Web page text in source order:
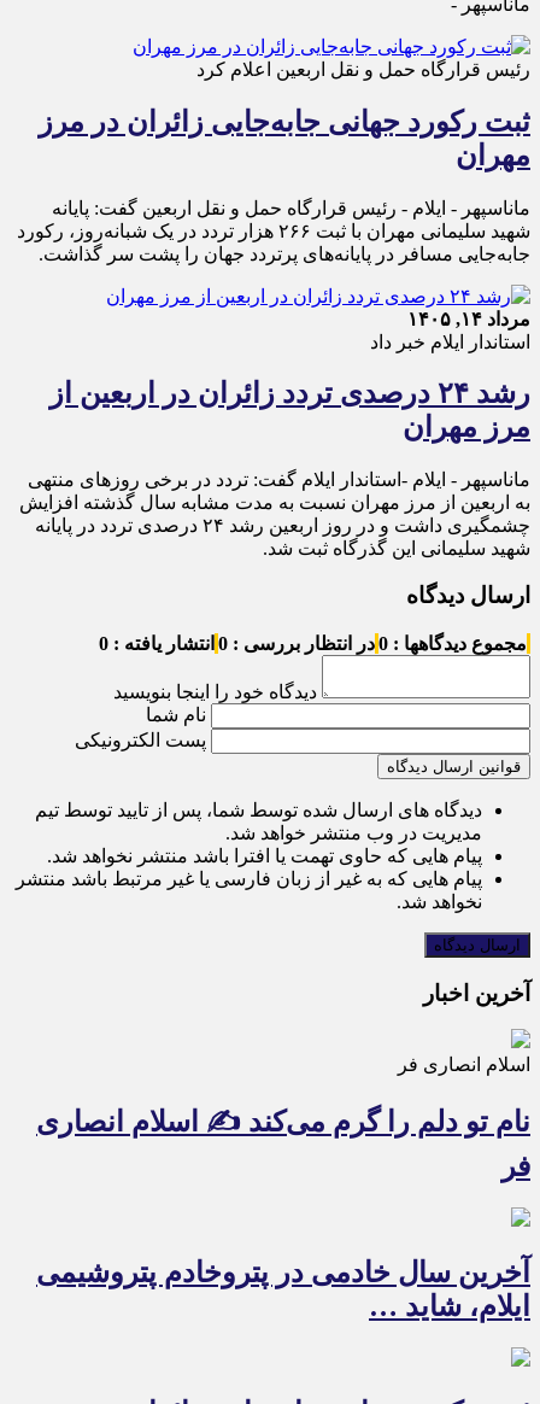
رئیس قرارگاه حمل و نقل اربعین اعلام کرد
ثبت رکورد جهانی جابه‌جایی زائران در مرز
مهران
ماناسپهر - ایلام - رئیس قرارگاه حمل‌ و نقل اربعین گفت: پایانه
شهید سلیمانی مهران با ثبت ۲۶۶ هزار تردد در یک شبانه‌روز، رکورد
جابه‌جایی مسافر در پایانه‌های پرتردد جهان را پشت سر گذاشت.
مرداد ۱۴, ۱۴۰۵
استاندار ایلام خبر داد
رشد ۲۴ درصدی تردد زائران در اربعین از
مرز مهران
ماناسپهر - ایلام -استاندار ایلام گفت: تردد در برخی روزهای منتهی
به اربعین از مرز مهران نسبت به مدت مشابه سال گذشته افزایش
چشمگیری داشت و در روز اربعین رشد ۲۴ درصدی تردد در پایانه
شهید سلیمانی این گذرگاه ثبت شد.
ارسال دیدگاه
مجموع دیدگاهها : 0 در انتظار بررسی : 0 انتشار یافته : 0
دیدگاه خود را اینجا بنویسید
نام شما
پست الکترونیکی
قوانین ارسال دیدگاه
دیدگاه های ارسال شده توسط شما، پس از تایید توسط تیم
مدیریت در وب منتشر خواهد شد.
پیام هایی که حاوی تهمت یا افترا باشد منتشر نخواهد شد.
پیام هایی که به غیر از زبان فارسی یا غیر مرتبط باشد منتشر
نخواهد شد.
آخرین اخبار
اسلام انصاری فر
نام تو دلم را گرم می‌کند ✍️ اسلام انصاری
فر
آخرین سال خادمی در پتروخادم پتروشیمی
ایلام، شاید …